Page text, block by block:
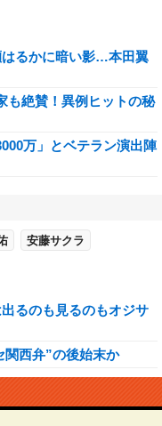
るかに暗い影…本田翼
も絶賛！異例ヒットの秘
万」とベテラン演出陣
安藤サクラ
るのも見るのもオジサ
関西弁”の後始末か